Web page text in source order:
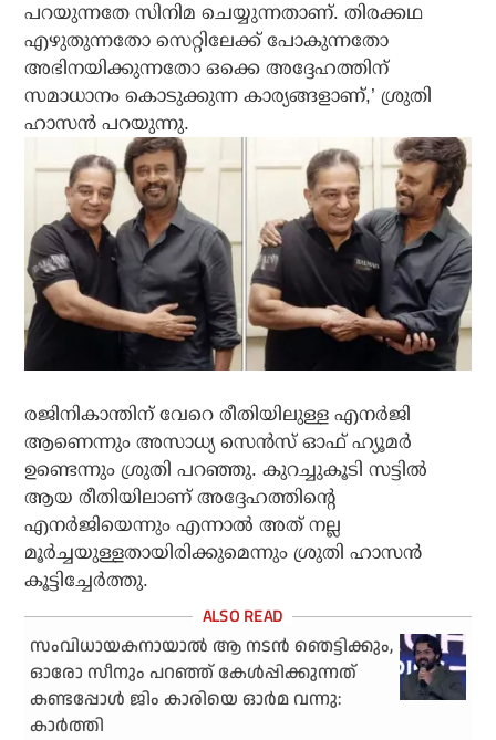
പറയുന്നതേ സിനിമ ചെയ്യുന്നതാണ്. തിരക്കഥ
എഴുതുന്നതോ സെറ്റിലേക്ക് പോകുന്നതോ
അഭിനയിക്കുന്നതോ ഒക്കെ അദ്ദേഹത്തിന്
സമാധാനം കൊടുക്കുന്ന കാര്യങ്ങളാണ്,’ ശ്രുതി
ഹാസൻ പറയുന്നു.
രജിനികാന്തിന് വേറെ രീതിയിലുള്ള എനർജി
ആണെന്നും അസാധ്യ സെൻസ് ഓഫ് ഹ്യൂമർ
ഉണ്ടെന്നും ശ്രുതി പറഞ്ഞു. കുറച്ചുകൂടി സട്ടിൽ
ആയ രീതിയിലാണ് അദ്ദേഹത്തിന്റെ
എനർജിയെന്നും എന്നാൽ അത് നല്ല
മൂർച്ചയുള്ളതായിരിക്കുമെന്നും ശ്രുതി ഹാസൻ
കൂട്ടിച്ചേർത്തു.
സംവിധായകനായാല്‍ ആ നടന്‍ ഞെട്ടിക്കും,
ഓരോ സീനും പറഞ്ഞ് കേള്‍പ്പിക്കുന്നത്
കണ്ടപ്പോള്‍ ജിം കാരിയെ ഓര്‍മ വന്നു:
കാര്‍ത്തി